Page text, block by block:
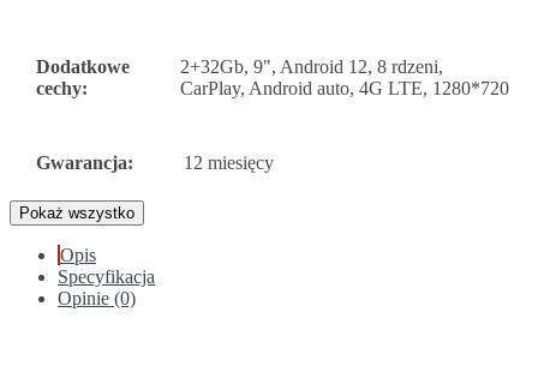
Dodatkowe
cechy:
2+32Gb, 9", Android 12, 8 rdzeni,
CarPlay, Android auto, 4G LTE, 1280*720
Gwarancja: 12 miesięcy
Pokaż wszystko
Opis
Specyfikacja
Opinie (0)